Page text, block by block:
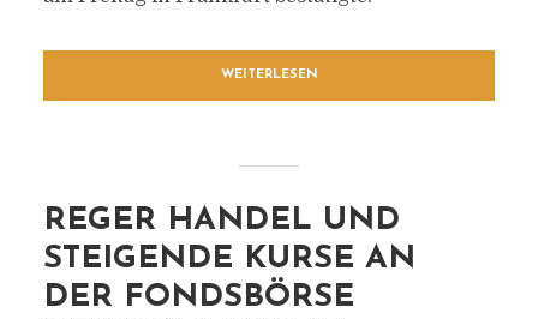
WEITERLESEN
REGER HANDEL UND
STEIGENDE KURSE AN
DER FONDSBÖRSE